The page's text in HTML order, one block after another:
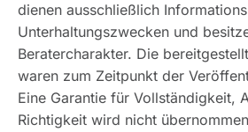
dienen ausschließlich
Unterhaltungszwecken und
Beratercharakter. Die
waren zum Zeitpunkt der
Eine Garantie für Vollständigkeit,
Richtigkeit wird nicht